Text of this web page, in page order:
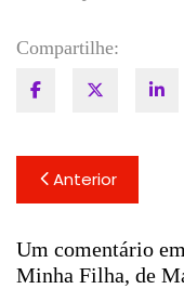
Compartilhe:
Navegação
de
Post
Anterior
Um comentário
Minha Filha, de